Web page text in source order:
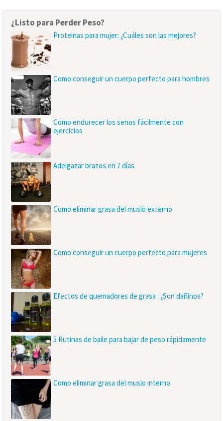
¿Listo para Perder Peso?
Proteinas para mujer: ¿Cuáles son las mejores?
Como conseguir un cuerpo perfecto para hombres
Como endurecer los senos fácilmente con
ejercicios
Adelgazar brazos en 7 días
Como eliminar grasa del muslo externo
Como conseguir un cuerpo perfecto para mujeres
Efectos de quemadores de grasa : ¿Son dañinos?
5 Rutinas de baile para bajar de peso rápidamente
Como eliminar grasa del muslo interno